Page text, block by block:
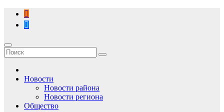
Перейти
содержимому
Новости
Новости района
Новости региона
Общество